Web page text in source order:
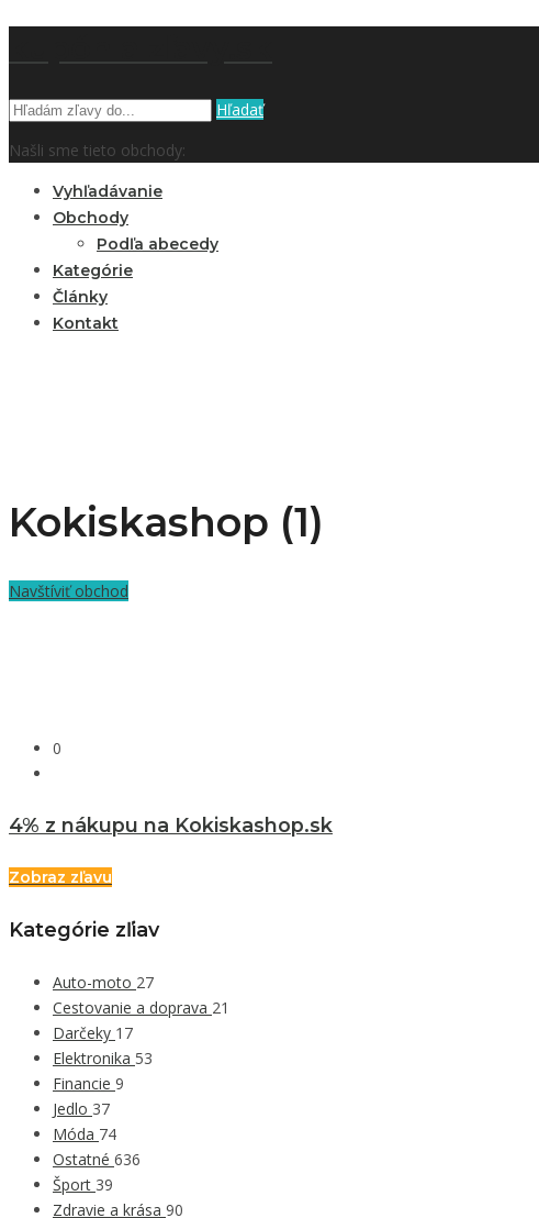
Hľadať
Našli sme tieto obchody:
Vyhľadávanie
Obchody
Podľa abecedy
Kategórie
Články
Kontakt
Kokiskashop (1)
Navštíviť obchod
0
4% z nákupu na Kokiskashop.sk
Zobraz zľavu
Kategórie zľiav
Auto-moto 27
Cestovanie a doprava 21
Darčeky 17
Elektronika 53
Financie 9
Jedlo 37
Móda 74
Ostatné 636
Šport 39
Zdravie a krása 90